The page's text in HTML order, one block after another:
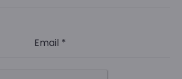
Email *